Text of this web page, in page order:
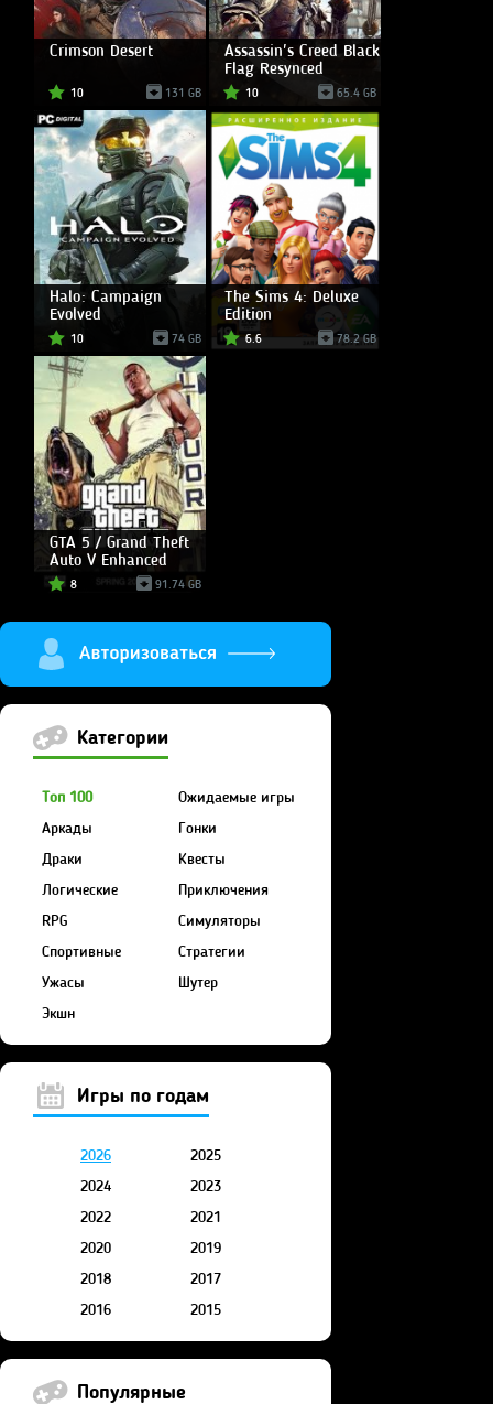
Crimson Desert
10 131 GB
Assassin's Creed Black
Flag Resynced
10 65.4 GB
Halo: Campaign
Evolved
10 74 GB
The Sims 4: Deluxe
Edition
6.6 78.2 GB
GTA 5 / Grand Theft
Auto V Enhanced
8 91.74 GB
Категории
Топ 100
Ожидаемые игры
Аркады
Гонки
Драки
Квесты
Логические
Приключения
RPG
Симуляторы
Спортивные
Стратегии
Ужасы
Шутер
Экшн
Игры по годам
2026
2025
2024
2023
2022
2021
2020
2019
2018
2017
2016
2015
Популярные